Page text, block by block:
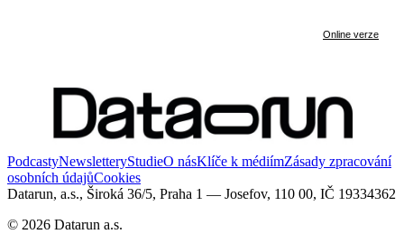
PodcastyNewsletteryStudieO násKlíče k médiímZásady zpracování
osobních údajůCookies
Datarun, a.s., Široká 36/5, Praha 1 — Josefov, 110 00, IČ 19334362
© 2026 Datarun a.s.